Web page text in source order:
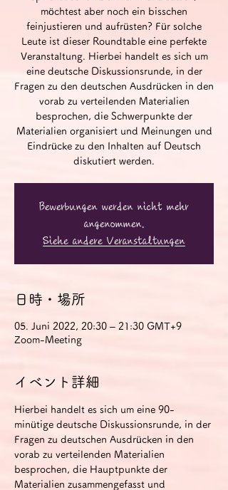
möchtest aber noch ein bisschen
feinjustieren und aufrüsten? Für solche
Leute ist dieser Roundtable eine perfekte
Veranstaltung. Hierbei handelt es sich um
eine deutsche Diskussionsrunde, in der
Fragen zu den deutschen Ausdrücken in den
vorab zu verteilenden Materialien
besprochen, die Schwerpunkte der
Materialien organisiert und Meinungen und
Eindrücke zu den Inhalten auf Deutsch
diskutiert werden.
Bewerbungen werden nicht mehr
angenommen.
Siehe andere Veranstaltungen
日時・場所
05. Juni 2022, 20:30 – 21:30 GMT+9
Zoom-Meeting
イベント詳細
Hierbei handelt es sich um eine 90-
minütige deutsche Diskussionsrunde, in der
Fragen zu deutschen Ausdrücken in den
vorab zu verteilenden Materialien
besprochen, die Hauptpunkte der
Materialien zusammengefasst und